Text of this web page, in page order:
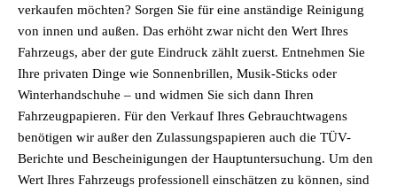
verkaufen möchten? Sorgen Sie für eine anständige Reinigung
von innen und außen. Das erhöht zwar nicht den Wert Ihres
Fahrzeugs, aber der gute Eindruck zählt zuerst. Entnehmen Sie
Ihre privaten Dinge wie Sonnenbrillen, Musik-Sticks oder
Winterhandschuhe – und widmen Sie sich dann Ihren
Fahrzeugpapieren. Für den Verkauf Ihres Gebrauchtwagens
benötigen wir außer den Zulassungspapieren auch die TÜV-
Berichte und Bescheinigungen der Hauptuntersuchung. Um den
Wert Ihres Fahrzeugs professionell einschätzen zu können, sind